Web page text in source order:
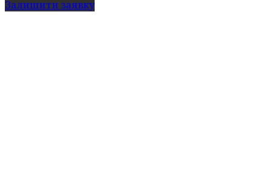
Залишити заявку